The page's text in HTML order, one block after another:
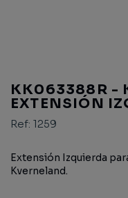
KK063388R -
EXTENSIÓN
Ref: 1259
Extensión Izquierda
Kverneland.